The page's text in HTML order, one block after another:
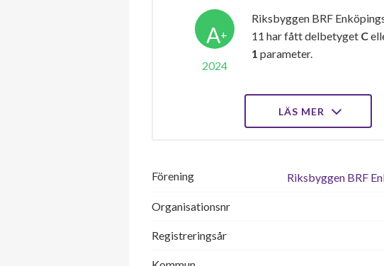
A+
2024
Riksbyggen BRF
11 har fått delbetyget C
1 parameter.
LÄS MER
Förening Riksbyggen BRF
Organisationsnr
Registreringsår